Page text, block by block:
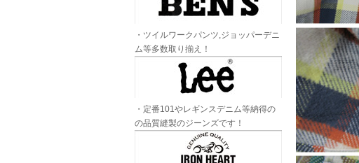
・ツイルワークパンツ,ジョッパーデニ
ム等多数取り揃え！
・定番101やレギンスデニム等納得の
の品質縫製のジーンズです！